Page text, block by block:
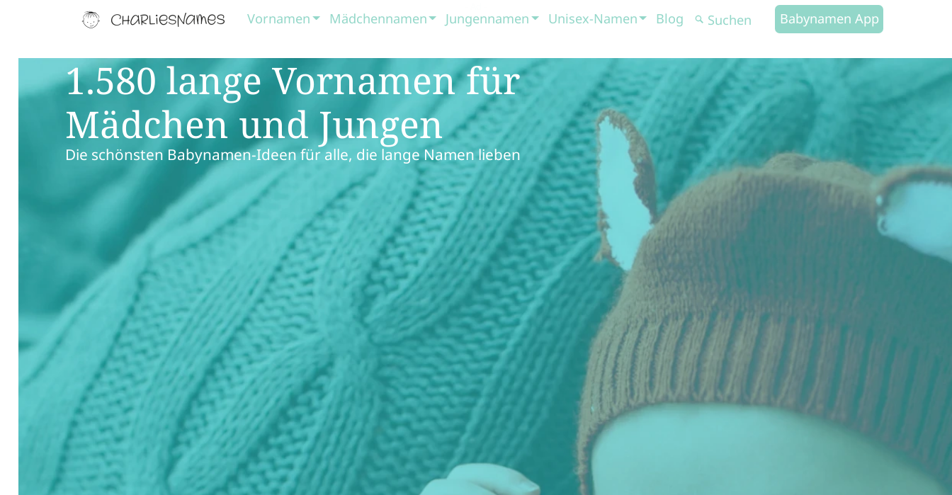
Vornamen Mädchennamen Jungennamen Unisex-Namen Blog Babynamen App
1.580 lange Vornamen für
Mädchen und Jungen
Die schönsten Babynamen-Ideen für alle, die lange Namen lieben